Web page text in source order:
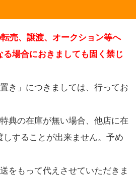
売、譲渡、オークション等へ
場合におきましても固く禁じ
き」につきましては、行ってお
典の在庫が無い場合、他店に在
することが出来ません。予め
をもって代えさせていただきま